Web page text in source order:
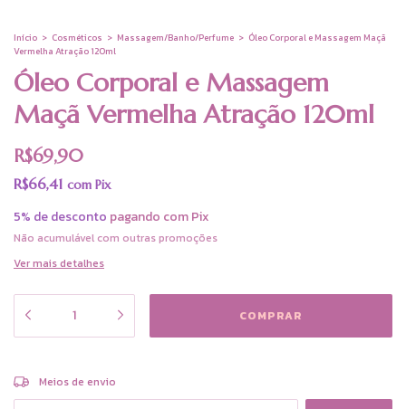
Início > Cosméticos > Massagem/Banho/Perfume > Óleo Corporal e Massagem Maçã
Vermelha Atração 120ml
Óleo Corporal e Massagem
Maçã Vermelha Atração 120ml
R$69,90
R$66,41 com Pix
5% de desconto pagando com Pix
Não acumulável com outras promoções
Ver mais detalhes
Entregas para o CEP:
Meios de envio